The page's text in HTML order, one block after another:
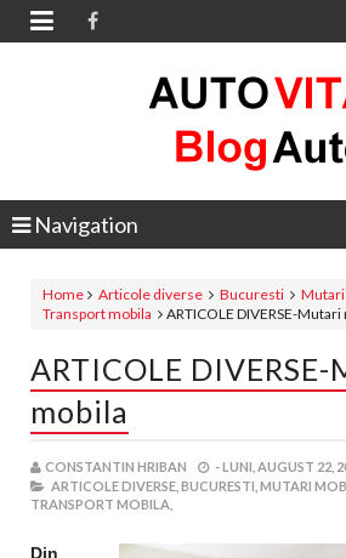

Navigation
Home Articole diverse Bucuresti Mutari
Transport mobila
ARTICOLE DIVERSE-Mutari
ARTICOLE
mobila
CONSTANTIN HRIBAN -LUNI, AUGUST 22,
ARTICOLE DIVERSE, BUCURESTI, MUTARI
TRANSPORT MOBILA,
Din